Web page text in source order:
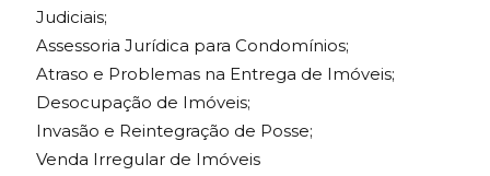
Judiciais;
Assessoria Jurídica para Condomínios;
Atraso e Problemas na Entrega de Imóveis;
Desocupação de Imóveis;
Invasão e Reintegração de Posse;
Venda Irregular de Imóveis